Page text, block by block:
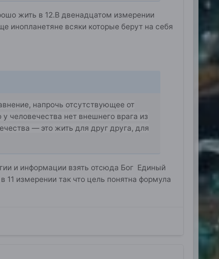
жить в 12.В двенадцатом измерении
инопланетяне всяки которые берут на себя
напрочь отсутствующее от
человечества нет внешнего врага из
— это жить для друг друга, для
и информации взять отсюда Бог Единый
измерении так что цель понятна формула